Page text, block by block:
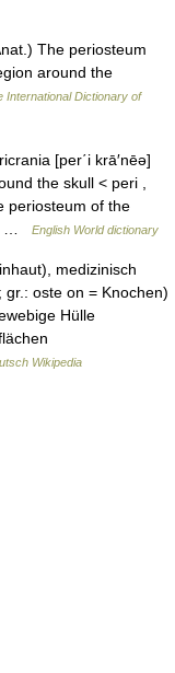
The periosteum
around the
International Dictionary of
[per΄i krā′nēə]
the skull < peri ,
periosteum of the
…
English World dictionary
medizinisch
oste on = Knochen)
Hülle
Wikipedia